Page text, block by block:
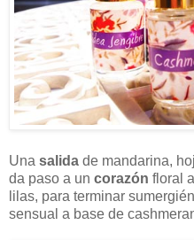
Una salida de mandarina,
da paso a un corazón floral
lilas, para terminar
sensual a base de